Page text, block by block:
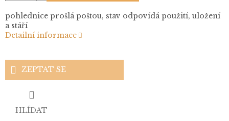
pohlednice prošlá poštou, stav odpovídá použití, uložení
a stáří
Detailní informace
ZEPTAT SE
HLÍDAT